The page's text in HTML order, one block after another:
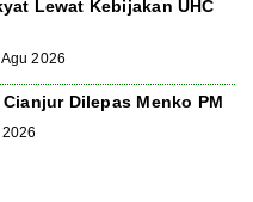
Lewat Kebijakan UHC
2026
Dilepas Menko PM